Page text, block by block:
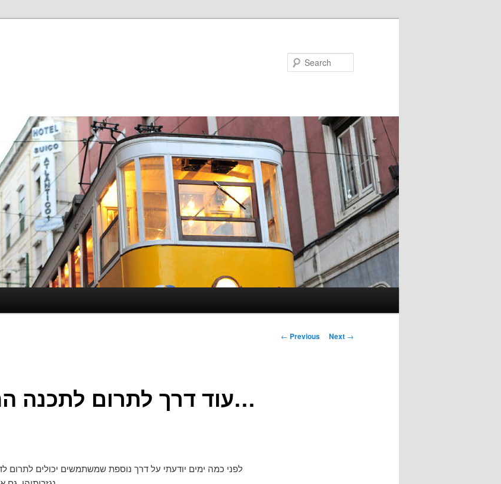
Post
← Previous Next →
עוד דרך לתרום לתכנה החופשית…
לפני כמה ימים יודעתי על דרך נוספת שמשתמשים יכולים לתרום